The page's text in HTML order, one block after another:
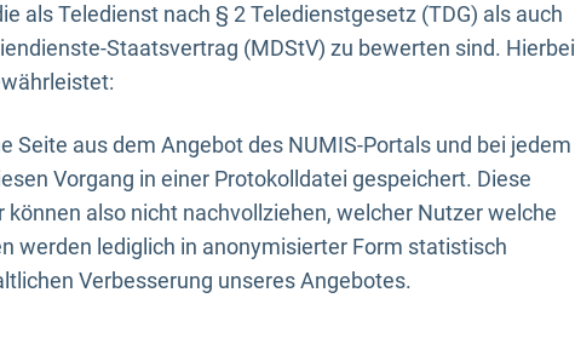
als Teledienst nach § 2 Teledienstgesetz (TDG) als auch
Staatsvertrag (MDStV) zu bewerten sind. Hierbei
Seite aus dem Angebot des NUMIS-Portals und bei jedem
Vorgang in einer Protokolldatei gespeichert. Diese
also nicht nachvollziehen, welcher Nutzer welche
werden lediglich in anonymisierter Form statistisch
Verbesserung unseres Angebotes.